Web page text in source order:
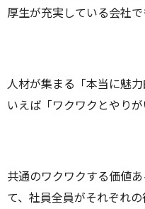
厚生が充実している会社で
人材が集まる「本当に魅
いえば「ワクワクとやり
共通のワクワクする価値
て、社員全員がそれぞれ